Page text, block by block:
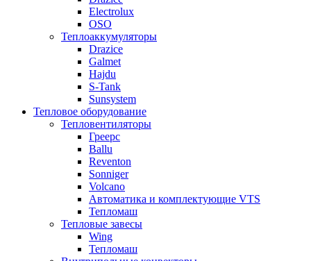
Electrolux
OSO
Теплоаккумуляторы
Drazice
Galmet
Hajdu
S-Tank
Sunsystem
Тепловое оборудование
Тепловентиляторы
Греерс
Ballu
Reventon
Sonniger
Volcano
Автоматика и комплектующие VTS
Тепломаш
Тепловые завесы
Wing
Тепломаш